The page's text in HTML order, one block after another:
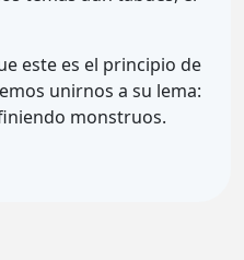
este es el principio de
unirnos a su lema:
monstruos.